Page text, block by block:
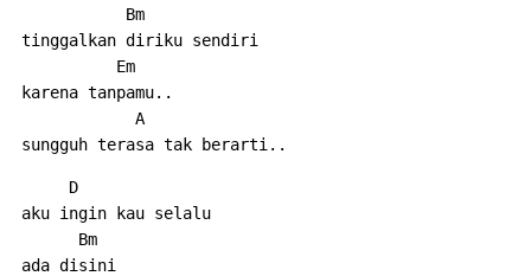
            Bm
tinggalkan diriku sendiri
           Em
karena tanpamu..
             A
sungguh terasa tak berarti..
      D
aku ingin kau selalu
       Bm
ada disini